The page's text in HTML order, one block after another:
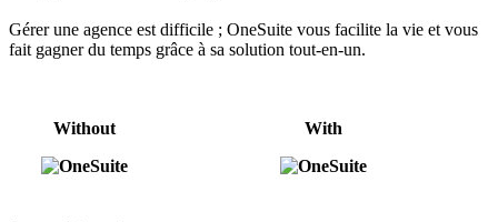
Gérer une agence est difficile ; OneSuite vous facilite la vie et vous
fait gagner du temps grâce à sa solution tout-en-un.
Without With